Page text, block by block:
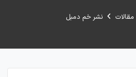
مقالات نشر خم دمبل